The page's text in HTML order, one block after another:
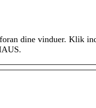
dine vinduer. Klik